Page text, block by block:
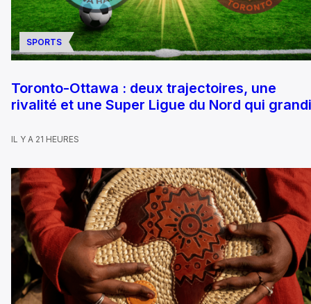
SPORTS
Toronto-Ottawa : deux trajectoires, une
rivalité et une Super Ligue du Nord qui
IL Y A 21 HEURES